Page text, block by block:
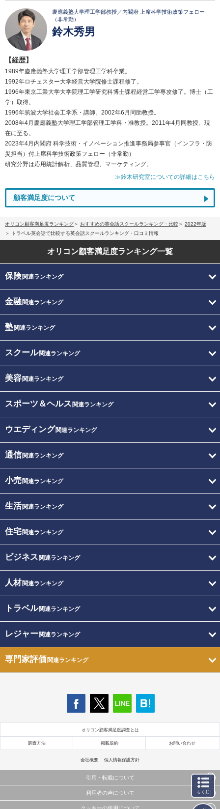
慶應義塾大学理工学部教授／内閣府 上席科学技術政策フェロー
（非常勤）
鈴木秀男
【経歴】
1989年慶應義塾大学理工学部管理工学科卒業。
1992年ロチェスター大学経営大学院修士課程修了。
1996年東京工業大学大学院理工学研究科博士課程経営工学専攻修了。博士（工
学）取得。
1996年筑波大学社会工学系・講師。2002年6月同助教授。
2008年4月慶應義塾大学理工学部管理工学科・准教授。2011年4月同教授、現
在に至る。
2023年4月内閣府 科学技術・イノベーション推進事務局参事官（インフラ・防
災担当）付上席科学技術政策フェロー（非常勤）
研究分野は応用統計解析、品質管理、マーケティング。
≫鈴木研究室についての詳細はこちら
顧客満足度について
オリコン顧客満足度ランキング おすすめの英会話スクールランキング・比較
2022年版
トラベル英会話で比較する英会話スクールランキング・口コミ情報
オリコン顧客満足度ランキング一覧
保険関連ランキング
金融関連ランキング
塾関連ランキング
スクール関連ランキング
美容関連ランキング
スポーツ＆ヘルス 関連ランキング
ウエディング関連ランキング
通信関連ランキング
小売関連ランキング
生活関連ランキング
住宅関連ランキング
ビジネス 関連ランキング
人材関連ランキング
トラベル関連ランキング
レジャー関連ランキング
専門家評価関連ランキング
オリコン顧客満足度調査とは
調査方法 掲載規約 お問い合わせ
会社概要 個人情報保護方針
引用・転載について
当サイトで公開されている情報（文字、写真、イラスト、画像データ等）及びこれらの配置・
利用者の声について もくじ